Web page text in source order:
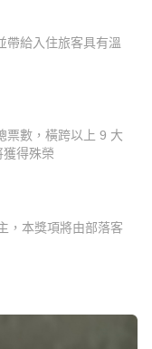
帶給入住旅客具有溫
票數，橫跨以上 9 大
得殊榮
，本獎項將由部落客